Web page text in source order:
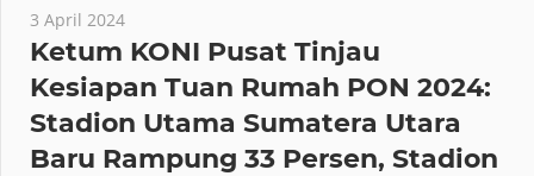
3 April 2024
Ketum KONI Pusat Tinjau
Kesiapan Tuan Rumah PON 2024:
Stadion Utama Sumatera Utara
Baru Rampung 33 Persen, Stadion